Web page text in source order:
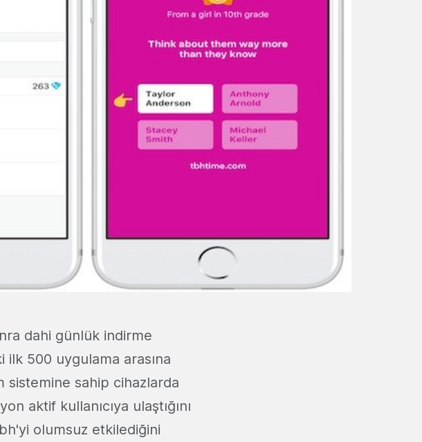
dahi günlük indirme
ilk 500 uygulama arasına
sistemine sahip cihazlarda
aktif kullanıcıya ulaştığını
olumsuz etkilediğini